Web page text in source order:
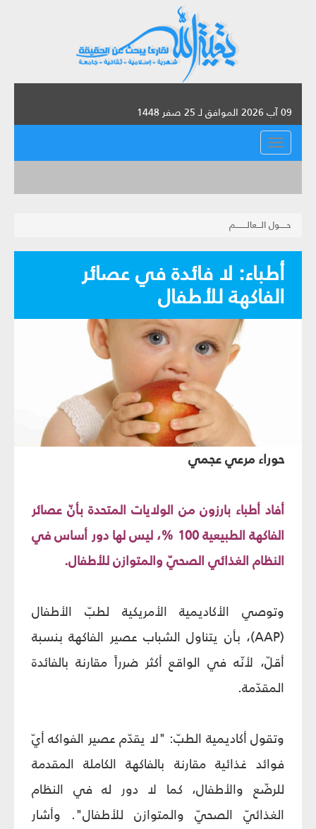
09 آب 2026 الموافق لـ 25 صفر 1448
القائمة
حـــــول الـــعالــــــــم
أطباء: لا فائدة في عصائر
الفاكهة للأطفال
حوراء مرعي عجمي
أفاد أطباء بارزون من الولايات المتحدة بأنّ عصائر
الفاكهة الطبيعية 100 %، ليس لها دور أساس في
النظام الغذائي الصحيّ والمتوازن للأطفال.
وتوصي الأكاديمية الأمريكية لطبّ الأطفال
(AAP)، بأن يتناول الشباب عصير الفاكهة بنسبة
أقلّ، لأنّه في الواقع أكثر ضرراً مقارنة بالفائدة
المقدّمة.
وتقول أكاديمية الطبّ: "لا يقدّم عصير الفواكه أيّ
فوائد غذائية مقارنة بالفاكهة الكاملة المقدمة
للرضّع والأطفال، كما لا دور له في النظام
الغذائيّ الصحيّ والمتوازن للأطفال". وأشار